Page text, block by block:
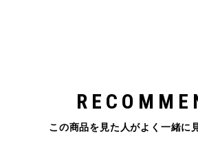
この商品を見た人がよく一緒に